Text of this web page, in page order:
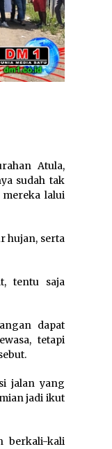
Atula,
sudah tak
lalui
hujan, serta
tentu saja
dapat
tetapi
jalan yang
jadi ikut
berkali-kali